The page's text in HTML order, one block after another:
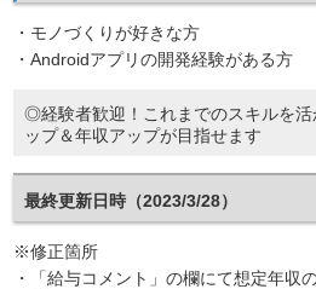
・モノづくりが好きな方
・Androidアプリの開発経験がある方
◎経験者歓迎！これまでのスキルを
ップ＆年収アップが目指せます
最終更新日時（2023/3/28）
※修正箇所
・「給与コメント」の欄にて想定年収